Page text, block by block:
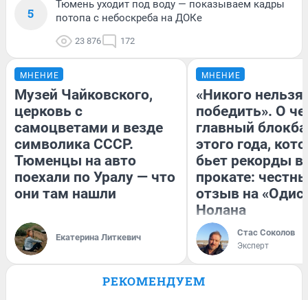
5
Тюмень уходит под воду — показываем кадры
потопа с небоскреба на ДОКе
23 876 172
МНЕНИЕ
Музей Чайковского,
церковь с
самоцветами и везде
символика СССР.
Тюменцы на авто
поехали по Уралу — что
они там нашли
Екатерина Литкевич
МНЕНИЕ
«Никого нельзя
победить». О
главный
этого года,
бьет рекорды в
прокате:
отзыв на
Нолана
Стас Соколов
Эксперт
РЕКОМЕНДУЕМ